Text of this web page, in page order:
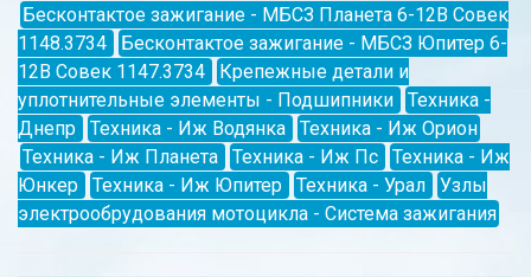
Бесконтактое зажигание - МБСЗ Планета 6-12В Совек
1148.3734
Бесконтактое зажигание - МБСЗ Юпитер 6-
12В Совек 1147.3734
Крепежные детали и
уплотнительные элементы - Подшипники
Техника -
Днепр
Техника - Иж Водянка
Техника - Иж Орион
Техника - Иж Планета
Техника - Иж Пс
Техника - Иж
Юнкер
Техника - Иж Юпитер Техника - Урал
Узлы
электрообрудования мотоцикла - Система зажигания